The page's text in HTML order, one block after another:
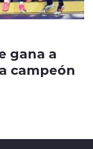
gana a
campeón